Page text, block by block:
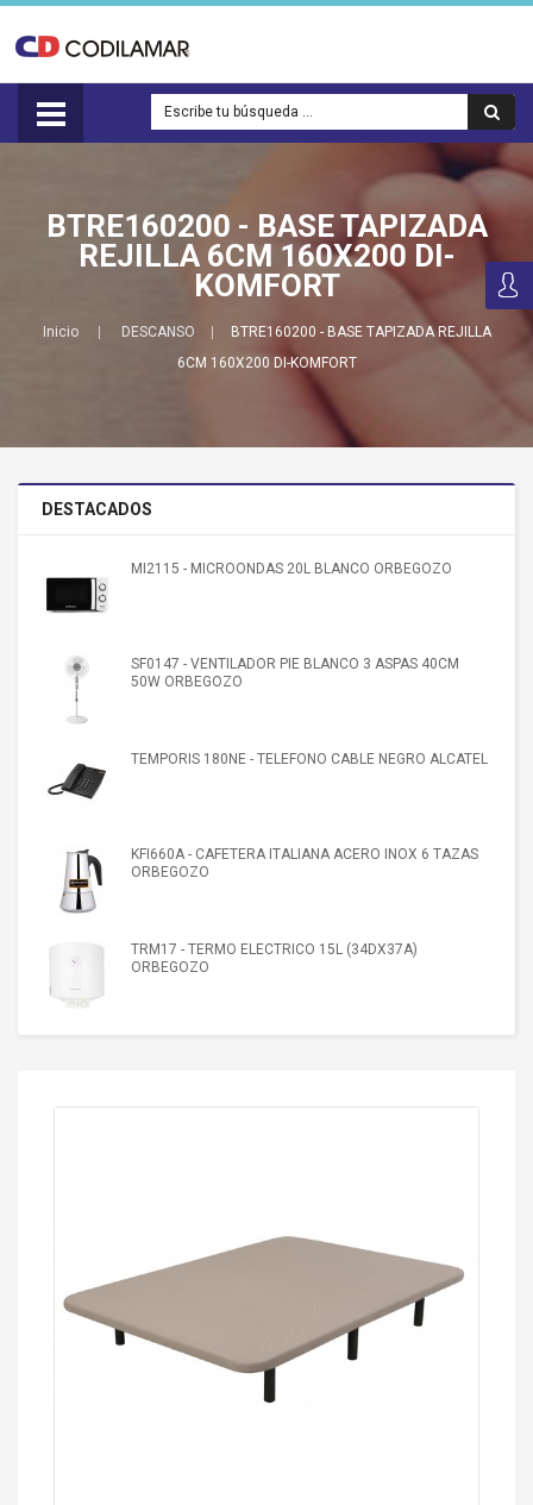
BTRE160200 - BASE TAPIZADA
REJILLA 6CM 160X200 DI-
KOMFORT
Inicio DESCANSO
BTRE160200 - BASE TAPIZADA REJILLA
6CM 160X200 DI-KOMFORT
DESTACADOS
MI2115 - MICROONDAS 20L BLANCO ORBEGOZO
SF0147 - VENTILADOR PIE BLANCO 3 ASPAS 40CM
50W ORBEGOZO
TEMPORIS 180NE - TELEFONO CABLE NEGRO ALCATEL
KFI660A - CAFETERA ITALIANA ACERO INOX 6 TAZAS
ORBEGOZO
TRM17 - TERMO ELECTRICO 15L (34DX37A)
ORBEGOZO